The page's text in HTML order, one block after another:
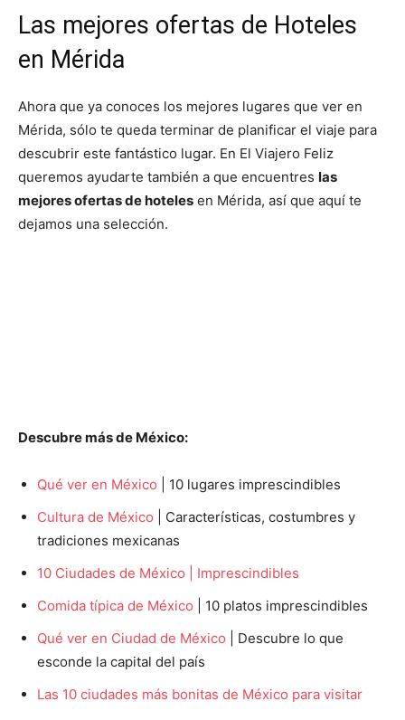
Las mejores ofertas de Hoteles
en Mérida
Ahora que ya conoces los mejores lugares que ver en
Mérida, sólo te queda terminar de planificar el viaje para
descubrir este fantástico lugar. En El Viajero Feliz
queremos ayudarte también a que encuentres las
mejores ofertas de hoteles en Mérida, así que aquí te
dejamos una selección.
Descubremás de México:
Qué ver en México
| 10 lugares imprescindibles
Cultura de México
| Características, costumbres y
tradiciones mexicanas
10 Ciudades de México | Imprescindibles
Comida típica de México | 10 platos imprescindibles
Qué ver en Ciudad de México | Descubre lo que
esconde la capital del país
Las 10 ciudades más bonitas de México para visitar